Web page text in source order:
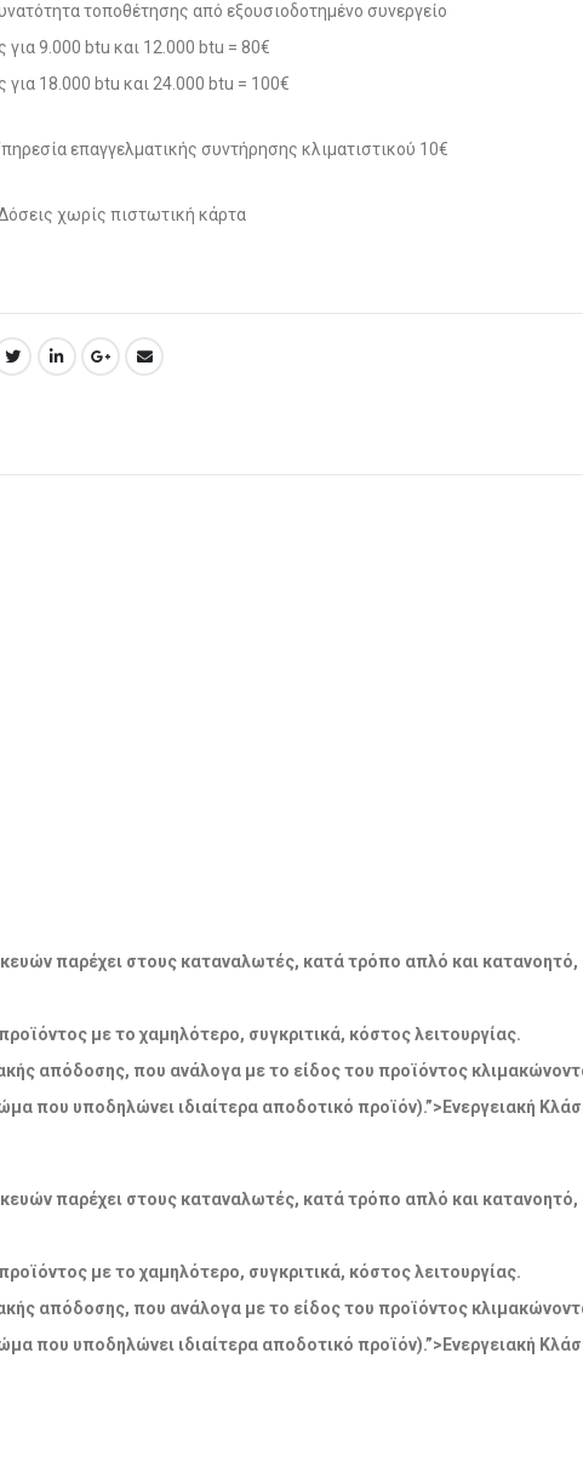
τοποθέτησης από εξουσιοδοτημένο συνεργείο
για 9.000 btu και 12.000 btu = 80€
για 18.000 btu και 24.000 btu = 100€
επαγγελματικής συντήρησης κλιματιστικού 10€
χωρίς πιστωτική κάρτα
παρέχει στους καταναλωτές, κατά τρόπο απλό και κατανοητό,
με το χαμηλότερο, συγκριτικά, κόστος λειτουργίας.
απόδοσης, που ανάλογα με το είδος του προϊόντος
που υποδηλώνει ιδιαίτερα αποδοτικό προϊόν).”>Ενεργειακή
παρέχει στους καταναλωτές, κατά τρόπο απλό και κατανοητό,
με το χαμηλότερο, συγκριτικά, κόστος λειτουργίας.
απόδοσης, που ανάλογα με το είδος του προϊόντος
που υποδηλώνει ιδιαίτερα αποδοτικό προϊόν).”>Ενεργειακή